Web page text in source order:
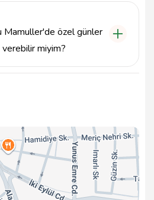
Mamuller'de özel günler
verebilir miyim?
siparişler alabiliyoruz.